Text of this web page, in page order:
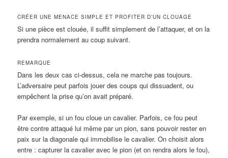
CRÉER UNE MENACE SIMPLE ET PROFITER D’UN CLOUAGE
Si une pièce est clouée, il suffit simplement de l’attaquer, et on la
prendra normalement au coup suivant.
REMARQUE
Dans les deux cas ci-dessus, cela ne marche pas toujours.
L’adversaire peut parfois jouer des coups qui dissuadent, ou
empêchent la prise qu’on avait préparé.
Par exemple, si un fou cloue un cavalier. Parfois, ce fou peut
être contre attaqué lui même par un pion, sans pouvoir rester en
paix sur la diagonale qui immobilise le cavalier. On choisit alors
entre : capturer la cavalier avec le pion (et on rendra alors le fou),